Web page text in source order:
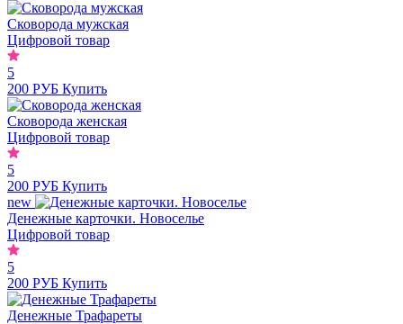
Сковорода мужская
Цифровой товар
5
200 РУБ Купить
Сковорода женская
Цифровой товар
5
200 РУБ Купить
new
Денежные карточки. Новоселье
Цифровой товар
5
200 РУБ Купить
Денежные Трафареты